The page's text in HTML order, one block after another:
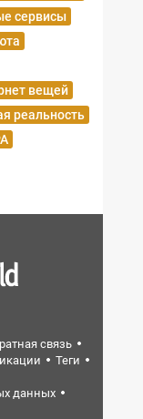
сервисы
вещей
реальность
связь
Теги
данных